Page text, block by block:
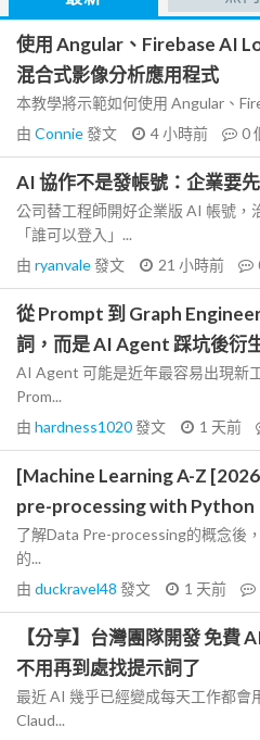
使用 Angular、Firebase AI
混合式影像分析應用程式
本教學將示範如何使用 Angular、
由 Connie發文 4 小時前 0
AI 協作不是發帳號：企業要
公司替工程師開好企業版 AI 帳號，
「誰可以登入」...
由 ryanvale發文 21 小時前
從 Prompt 到 Graph
詞，而是 AI Agent 踩坑後衍
AI Agent 可能是近年最容易出現新
Prom...
由 hardness1020發文 1 天前
[Machine Learning A-Z
pre-processing with Python
了解Data Pre-processing的概念後
的...
由 duckravel48 發文 1 天前
【分享】台灣團隊開發 免費
不用再到處找提示詞了
最近 AI 幾乎已經變成每天工作都會
Claud...